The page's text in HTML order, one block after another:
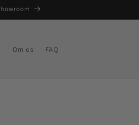
Om os FAQ